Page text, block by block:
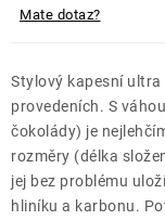
Mate dotaz?
Stylový kapesní
provedeních. S
čokolády) je
rozměry (délka
jej bez problému
hliníku a karbonu.